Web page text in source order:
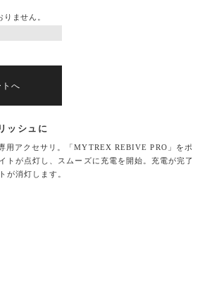
ません。
トへ
ッシュに
用アクセサリ。「MYTREX REBIVE PRO」をポ
トが点灯し、スムーズに充電を開始。充電が完了
が消灯します。